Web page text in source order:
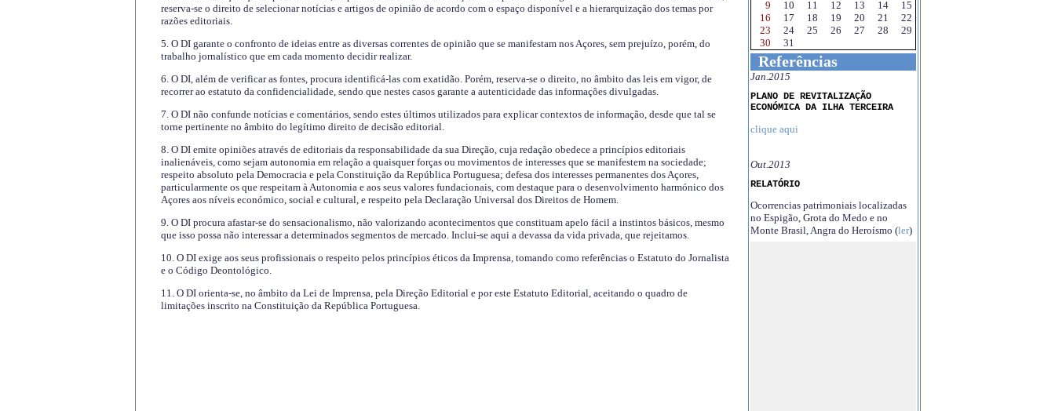
reserva-se o direito de selecionar notícias e artigos de opinião de acordo com o espaço disponível e a hierarquização dos temas por
razões editoriais.
5. O DI garante o confronto de ideias entre as diversas correntes de opinião que se manifestam nos Açores, sem prejuízo, porém, do
trabalho jornalístico que em cada momento decidir realizar.
6. O DI, além de verificar as fontes, procura identificá-las com exatidão. Porém, reserva-se o direito, no âmbito das leis em vigor, de
recorrer ao estatuto da confidencialidade, sendo que nestes casos garante a autenticidade das informações divulgadas.
7. O DI não confunde notícias e comentários, sendo estes últimos utilizados para explicar contextos de informação, desde que tal se
torne pertinente no âmbito do legítimo direito de decisão editorial.
8. O DI emite opiniões através de editoriais da responsabilidade da sua Direção, cuja redação obedece a princípios editoriais
inalienáveis, como sejam autonomia em relação a quaisquer forças ou movimentos de interesses que se manifestem na sociedade;
respeito absoluto pela Democracia e pela Constituição da República Portuguesa; defesa dos interesses permanentes dos Açores,
particularmente os que respeitam à Autonomia e aos seus valores fundacionais, com destaque para o desenvolvimento harmónico dos
Açores aos níveis económico, social e cultural, e respeito pela Declaração Universal dos Direitos de Homem.
9. O DI procura afastar-se do sensacionalismo, não valorizando acontecimentos que constituam apelo fácil a instintos básicos, mesmo
que isso possa não interessar a determinados segmentos de mercado. Inclui-se aqui a devassa da vida privada, que rejeitamos.
10. O DI exige aos seus profissionais o respeito pelos princípios éticos da Imprensa, tomando como referências o Estatuto do Jornalista
e o Código Deontológico.
11. O DI orienta-se, no âmbito da Lei de Imprensa, pela Direção Editorial e por este Estatuto Editorial, aceitando o quadro de
limitações inscrito na Constituição da República Portuguesa.
9
10 11 12 13 14
15
16
17 18 19 20 21
22
23
24 25 26 27 28
29
30
31
Referências
Jan.2015
PLANO DE REVITALIZAÇÃO
ECONÓMICA DA ILHA TERCEIRA
clique aqui
Out.2013
RELATÓRIO
Ocorrencias patrimoniais localizadas
no Espigão, Grota do Medo e no
Monte Brasil, Angra do Heroísmo (ler)